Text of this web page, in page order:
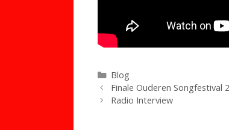
Categorieën
Blog
Finale Ouderen Songfestival
Radio Interview